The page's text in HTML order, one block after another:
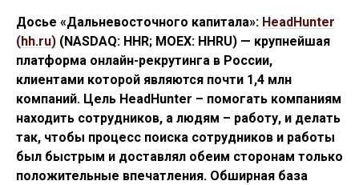
Досье «Дальневосточного капитала»: HeadHunter
(hh.ru) (NASDAQ: HHR; MOEX: HHRU) — крупнейшая
платформа онлайн-рекрутинга в России,
клиентами которой являются почти 1,4 млн
компаний. Цель HeadHunter – помогать компаниям
находить сотрудников, а людям – работу, и делать
так, чтобы процесс поиска сотрудников и работы
был быстрым и доставлял обеим сторонам только
положительные впечатления. Обширная база